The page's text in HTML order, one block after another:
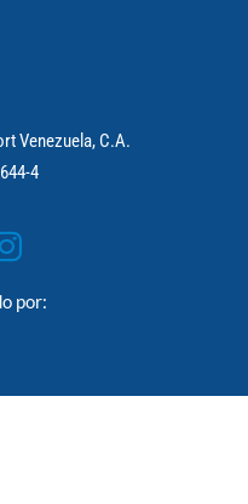
Venezuela, C.A.
4
por: